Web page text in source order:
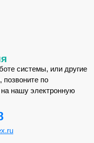
системы, или другие
по
нашу электронную